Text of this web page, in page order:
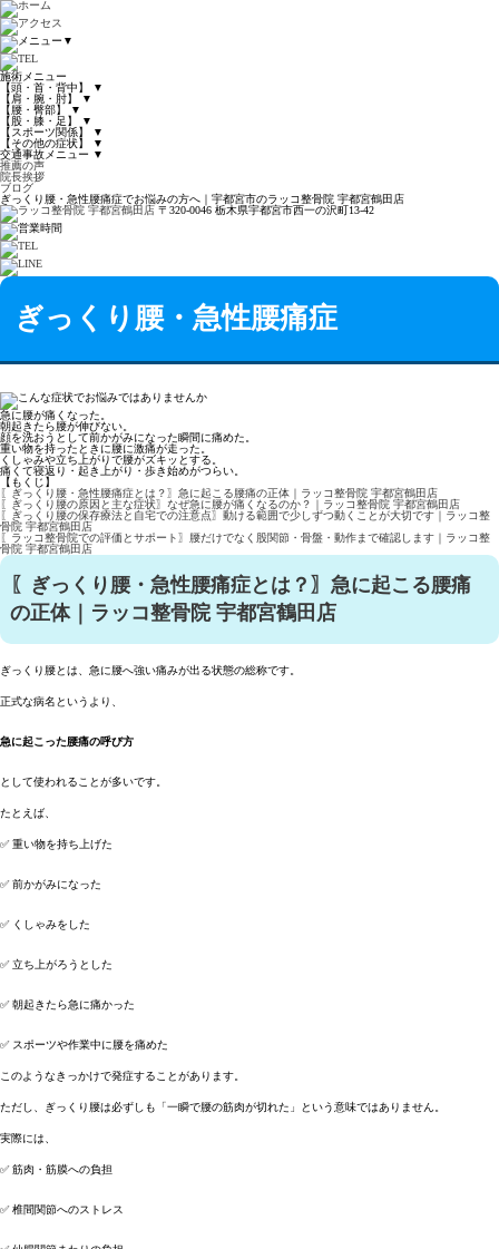
▼
施術メニュー
【頭・首・背中】
▼
【肩・腕・肘】
▼
【腰・臀部】
▼
【股・膝・足】
▼
【スポーツ関係】
▼
【その他の症状】
▼
交通事故メニュー ▼
推薦の声
院長挨拶
ブログ
ぎっくり腰・急性腰痛症でお悩みの方へ｜宇都宮市のラッコ整骨院 宇都宮鶴田店
〒320-0046 栃木県宇都宮市西一の沢町13-42
ぎっくり腰・急性腰痛症
急に腰が痛くなった。
朝起きたら腰が伸びない。
顔を洗おうとして前かがみになった瞬間に痛めた。
重い物を持ったときに腰に激痛が走った。
くしゃみや立ち上がりで腰がズキッとする。
痛くて寝返り・起き上がり・歩き始めがつらい。
【もくじ】
〖ぎっくり腰・急性腰痛症とは？〗急に起こる腰痛の正体｜ラッコ整骨院 宇都宮鶴田店
〖ぎっくり腰の原因と主な症状〗なぜ急に腰が痛くなるのか？｜ラッコ整骨院 宇都宮鶴田店
〖ぎっくり腰の保存療法と自宅での注意点〗動ける範囲で少しずつ動くことが大切です｜ラッコ整
骨院 宇都宮鶴田店
〖ラッコ整骨院での評価とサポート〗腰だけでなく股関節・骨盤・動作まで確認します｜ラッコ整
骨院 宇都宮鶴田店
〖ぎっくり腰・急性腰痛症とは？〗急に起こる腰痛
の正体｜ラッコ整骨院 宇都宮鶴田店
ぎっくり腰とは、急に腰へ強い痛みが出る状態の総称です。
正式な病名というより、
急に起こった腰痛の呼び方
として使われることが多いです。
たとえば、
✅ 重い物を持ち上げた
✅ 前かがみになった
✅ くしゃみをした
✅ 立ち上がろうとした
✅ 朝起きたら急に痛かった
✅ スポーツや作業中に腰を痛めた
このようなきっかけで発症することがあります。
ただし、ぎっくり腰は必ずしも「一瞬で腰の筋肉が切れた」という意味ではありません。
実際には、
✅ 筋肉・筋膜への負担
✅ 椎間関節へのストレス